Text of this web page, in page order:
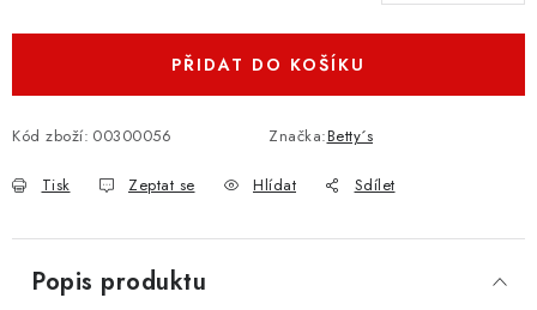
PŘIDAT DO KOŠÍKU
Kód zboží: 00300056 Značka:Betty´s
Tisk Zeptat se Hlídat Sdílet
Popis produktu